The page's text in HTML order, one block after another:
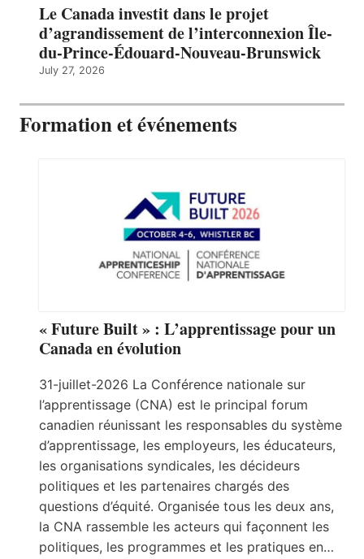
Le Canada investit dans le projet
d’agrandissement de l’interconnexion Île-
du-Prince-Édouard-Nouveau-Brunswick
July 27, 2026
Formation et événements
« Future Built » : L’apprentissage pour un
Canada en évolution
31-juillet-2026 La Conférence nationale sur
l’apprentissage (CNA) est le principal forum
canadien réunissant les responsables du système
d’apprentissage, les employeurs, les éducateurs,
les organisations syndicales, les décideurs
politiques et les partenaires chargés des
questions d’équité. Organisée tous les deux ans,
la CNA rassemble les acteurs qui façonnent les
politiques, les programmes et les pratiques en…